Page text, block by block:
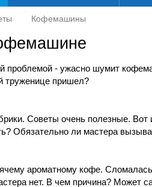
Кофемашины
проблемой - ужасно шумит
труженице пришел?
Советы очень полезные.
Обязательно ли мастера
ароматному кофе.
нет. В чем причина? Может